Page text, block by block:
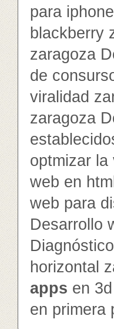
para
blackberry
zaragoza
de
viralidad
zaragoza
optmizar la
web en
web para
Desarrollo
horizontal
apps en
en primera